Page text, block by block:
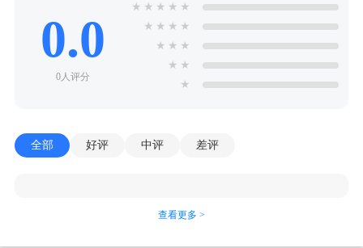
0.0
0人评分
★ ★ ★ ★ ★
★ ★ ★ ★
★ ★ ★
★ ★
★
全部 好评 中评 差评
查看更多 >